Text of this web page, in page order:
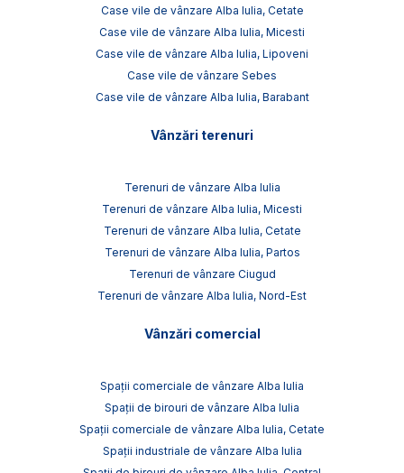
Case vile de vânzare Alba Iulia, Cetate
Case vile de vânzare Alba Iulia, Micesti
Case vile de vânzare Alba Iulia, Lipoveni
Case vile de vânzare Sebes
Case vile de vânzare Alba Iulia, Barabant
Vânzări terenuri
Terenuri de vânzare Alba Iulia
Terenuri de vânzare Alba Iulia, Micesti
Terenuri de vânzare Alba Iulia, Cetate
Terenuri de vânzare Alba Iulia, Partos
Terenuri de vânzare Ciugud
Terenuri de vânzare Alba Iulia, Nord-Est
Vânzări comercial
Spații comerciale de vânzare Alba Iulia
Spații de birouri de vânzare Alba Iulia
Spații comerciale de vânzare Alba Iulia, Cetate
Spații industriale de vânzare Alba Iulia